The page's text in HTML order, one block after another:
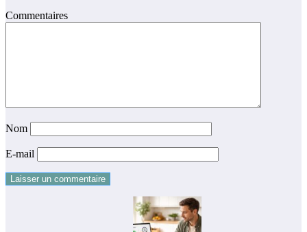
Commentaires
Nom
E-mail